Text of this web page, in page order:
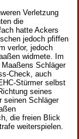
Verletzung
die
hatte Ackers
jedoch pfiffen
verlor, jedoch
widmete. Im
Schläger
Check, auch
Stürmer selbst
seines
seinen Schläger
die freien Blick
weiterspielen.